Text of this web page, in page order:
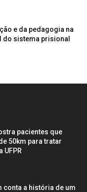
e da pedagogia na
sistema prisional
pacientes que
50km para tratar
UFPR
conta a história de um